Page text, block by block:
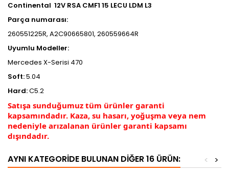
Continental 12V RSA CMF1 15 LECU LDM L3
Parça numarası:
260551225R, A2C90665801, 260559664R
Uyumlu Modeller:
Mercedes X-Serisi 470
Soft:5.04
Hard:C5.2
Satışa sunduğumuz tüm ürünler garanti
kapsamındadır. Kaza, su hasarı, yoğuşma veya nem
nedeniyle arızalanan ürünler garanti kapsamı
dışındadır.
AYNI KATEGORIDE BULUNAN DIĞER 16 ÜRÜN: >
<